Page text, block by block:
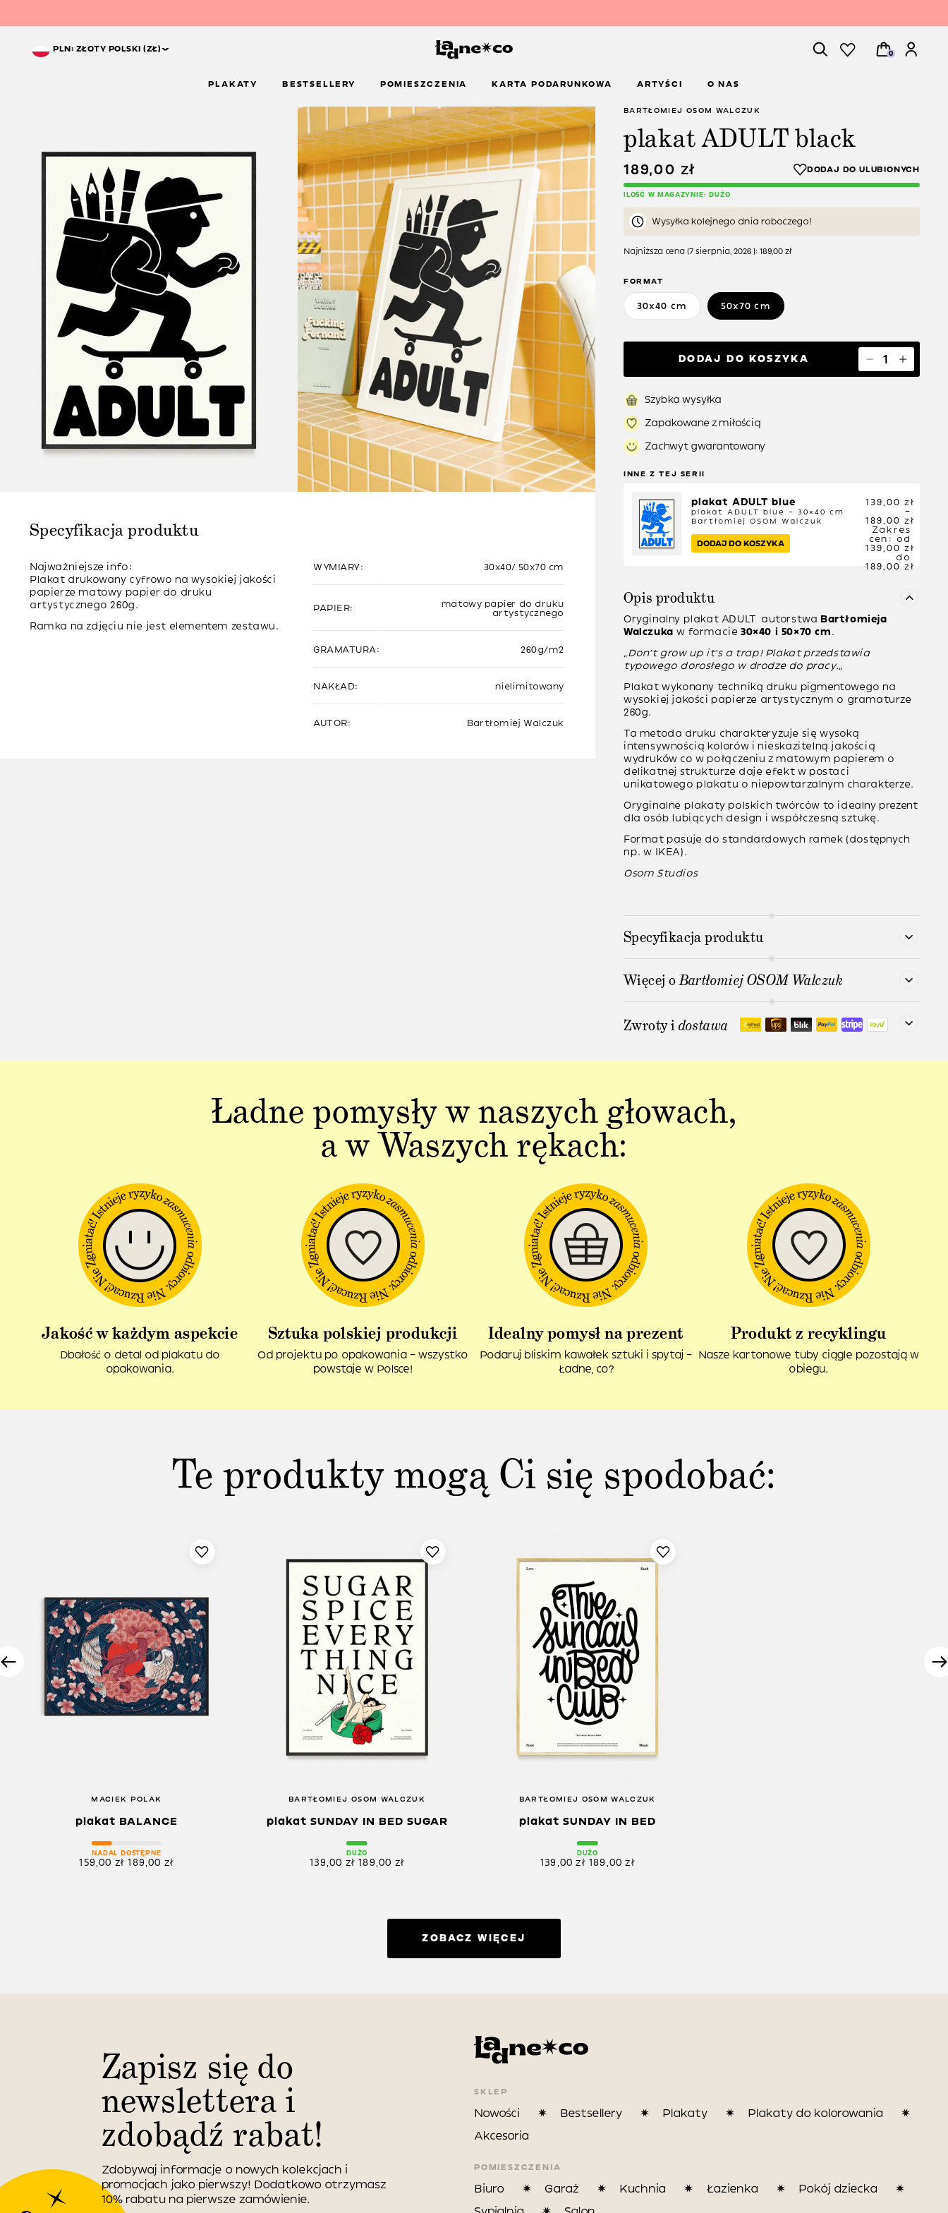
PLN: ZŁOTY POLSKI (ZŁ)^
0
PLAKATY BESTSELLERY POMIESZCZENIA KARTA PODARUNKOWA ARTYŚCI O NAS
Specyfikacja produktu
Najważniejsze info:
Plakat drukowany cyfrowo na wysokiej jakości
papierze matowy papier do druku
artystycznego 260g.
Ramka na zdjęciu nie jest elementem zestawu.
WYMIARY: 30x40/ 50x70 cm
PAPIER:
matowy papier do druku
artystycznego
GRAMATURA: 260g/m2
NAKŁAD: nielimitowany
AUTOR: Bartłomiej Walczuk
BARTŁOMIEJ OSOM WALCZUK
plakat ADULT black
189,00 zł
ILOŚĆ W MAGAZYNIE: DUŻO
Wysyłka kolejnego dnia roboczego!
Najniższa cena (7 sierpnia, 2026 ): 189,00 zł
FORMAT
30x40 cm 50x70 cm
DODAJ DO KOSZYKA
Szybka wysyłka
Zapakowane z miłością
Zachwyt gwarantowany
INNE Z TEJ SERII
plakat ADULT blue
plakat ADULT blue – 30×40 cm
Bartłomiej OSOM Walczuk
139,00 zł
–
189,00 zł
Zakres
cen: od
139,00 zł
do
189,00 zł
DODAJ DO KOSZYKA
Opis produktu
Oryginalny plakat ADULT autorstwa Bartłomieja
Walczukaw formacie30×40 i 50×70 cm .
“Don’t grow up it’s a trap! Plakat przedstawia
typowego dorosłego w drodze do pracy.“
Plakat wykonany techniką druku pigmentowego na
wysokiej jakości papierze artystycznym o gramaturze
260g.
Ta metoda druku charakteryzuje się wysoką
intensywnością kolorów i nieskazitelną jakością
wydruków co w połączeniu z matowym papierem o
delikatnej strukturze daje efekt w postaci
unikatowego plakatu o niepowtarzalnym charakterze.
Oryginalne plakaty polskich twórców to idealny prezent
dla osób lubiących design i współczesną sztukę.
Format pasuje do standardowych ramek (dostępnych
np. w IKEA).
Osom Studios
Specyfikacja produktu
Więcej oBartłomiej OSOM Walczuk
Zwroty idostawa
Ładne pomysły w naszych głowach,
a w Waszych rękach:
Jakość w każdym aspekcie
Dbałość o detal od plakatu do
opakowania.
Sztuka polskiej produkcji
Od projektu po opakowania – wszystko
powstaje w Polsce!
Idealny pomysł na prezent
Podaruj bliskim kawałek sztuki i spytaj –
Ładne, co?
Produkt z recyklingu
Nasze kartonowe tuby ciągle pozostają w
obiegu.
Te produkty mogą Ci się spodobać:
MACIEK POLAK
plakat BALANCE
NADAL DOSTĘPNE
159,00 zł 189,00 zł
BARTŁOMIEJ OSOM WALCZUK
plakat SUNDAY IN BED SUGAR
DUŻO
139,00 zł 189,00 zł
BARTŁOMIEJ OSOM WALCZUK
plakat SUNDAY IN BED
DUŻO
139,00zł 189,00zł
ZOBACZ WIĘCEJ
Zapisz się do
newslettera i
zdobądź rabat!
Zdobywaj informacje o nowych kolekcjach i
promocjach jako pierwszy! Dodatkowo otrzymasz
10% rabatu na pierwsze zamówienie.
SKLEP
Nowości Bestsellery Plakaty
Plakaty do kolorowania
Akcesoria
POMIESZCZENIA
Biuro Garaż Kuchnia Łazienka
Pokój dziecka